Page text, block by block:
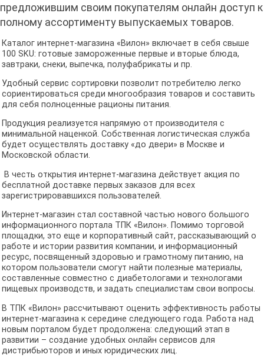
предложившим своим покупателям онлайн доступ к
полному ассортименту выпускаемых товаров.
Каталог интернет-магазина «Вилон» включает в себя свыше
100 SKU: готовые замороженные первые и вторые блюда,
завтраки, снеки, выпечка, полуфабрикаты и пр.
Удобный сервис сортировки позволит потребителю легко
сориентироваться среди многообразия товаров и составить
для себя полноценные рационы питания.
Продукция реализуется напрямую от производителя с
минимальной наценкой. Собственная логистическая служба
будет осуществлять доставку «до двери» в Москве и
Московской области.
В честь открытия интернет-магазина действует акция по
бесплатной доставке первых заказов для всех
зарегистрировавшихся пользователей.
Интернет-магазин стал составной частью нового большого
информационного портала ТПК «Вилон». Помимо торговой
площадки, это еще и корпоративный сайт, рассказывающий о
работе и истории развития компании, и информационный
ресурс, посвященный здоровью и грамотному питанию, на
котором пользователи смогут найти полезные материалы,
составленные совместно с диабетологами и технологами
пищевых производств, и задать специалистам свои вопросы.
В ТПК «Вилон» рассчитывают оценить эффективность работы
интернет-магазина к середине следующего года. Работа над
новым порталом будет продолжена: следующий этап в
развитии – создание удобных онлайн сервисов для
дистрибьюторов и иных юридических лиц.